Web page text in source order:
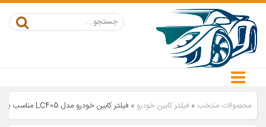
محصولات منتخب » فیلتر کابین خودرو » فیلتر کابین خودرو مدل LC405 مناسب برای سمند